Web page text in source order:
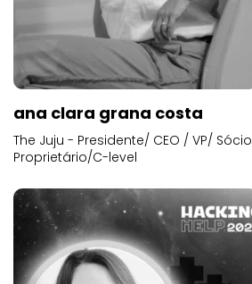
ana clara grana costa
The Juju - Presidente/ CEO / VP/ Sócio
Proprietário/C-level